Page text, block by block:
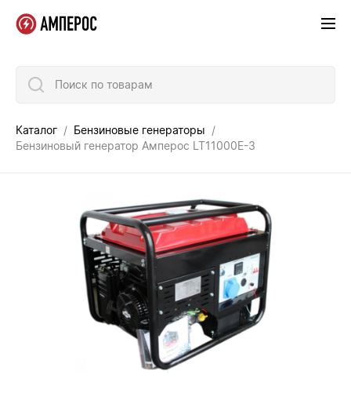
Поиск по товарам
Каталог
Бензиновые генераторы
Бензиновый генератор Амперос LT11000E-3